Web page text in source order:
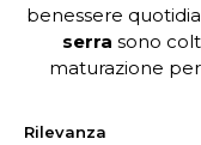
benessere
serra sono
maturazione
Rilevanza